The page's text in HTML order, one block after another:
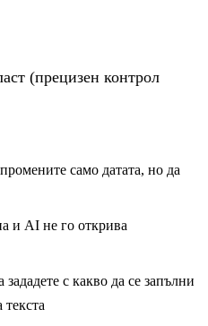
(прецизен контрол
само датата, но да
и AI не го открива
с какво да се запълни
текста